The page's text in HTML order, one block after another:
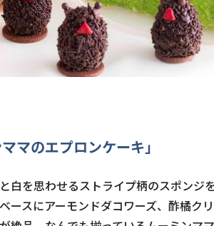
ママのエプロンケーキ」
白を思わせるストライプ柄のスポンジ
ースにアーモンドダコワーズ、酢橘ク